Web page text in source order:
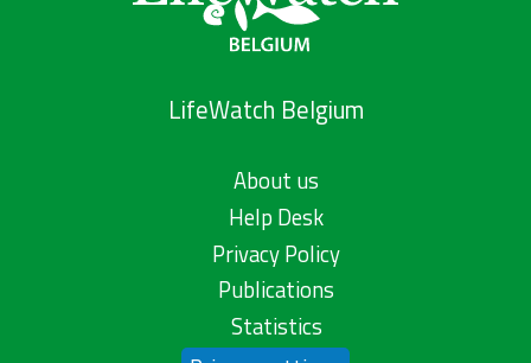
LifeWatch Belgium
About us
Help Desk
Privacy Policy
Publications
Statistics